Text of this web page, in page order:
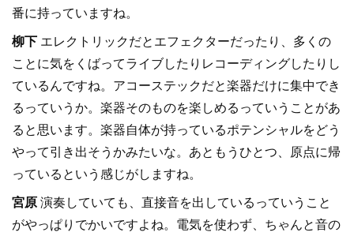
番に持っていますね。
柳下 エレクトリックだとエフェクターだったり、多くの
ことに気をくばってライブしたりレコーディングしたりし
ているんですね。アコーステックだと楽器だけに集中でき
るっていうか。楽器そのものを楽しめるっていうことがあ
ると思います。楽器自体が持っているポテンシャルをどう
やって引き出そうかみたいな。あともうひとつ、原点に帰
っているという感じがしますね。
宮原演奏していても、直接音を出しているっていうこと
がやっぱりでかいですよね。電気を使わず、ちゃんと音の